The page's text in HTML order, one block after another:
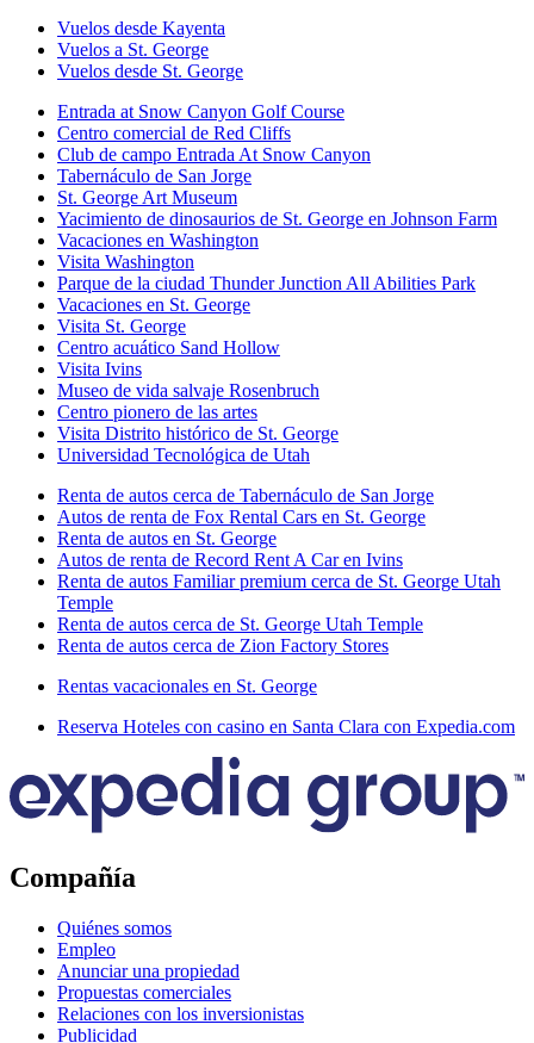
Vuelos desde Kayenta
Vuelos a St. George
Vuelos desde St. George
Entrada at Snow Canyon Golf Course
Centro comercial de Red Cliffs
Club de campo Entrada At Snow Canyon
Tabernáculo de San Jorge
St. George Art Museum
Yacimiento de dinosaurios de St. George en Johnson Farm
Vacaciones en Washington
Visita Washington
Parque de la ciudad Thunder Junction All Abilities Park
Vacaciones en St. George
Visita St. George
Centro acuático Sand Hollow
Visita Ivins
Museo de vida salvaje Rosenbruch
Centro pionero de las artes
Visita Distrito histórico de St. George
Universidad Tecnológica de Utah
Renta de autos cerca de Tabernáculo de San Jorge
Autos de renta de Fox Rental Cars en St. George
Renta de autos en St. George
Autos de renta de Record Rent A Car en Ivins
Renta de autos Familiar premium cerca de St. George Utah
Temple
Renta de autos cerca de St. George Utah Temple
Renta de autos cerca de Zion Factory Stores
Rentas vacacionales en St. George
Reserva Hoteles con casino en Santa Clara con Expedia.com
Compañía
Quiénes somos
Empleo
Anunciar una propiedad
Propuestas comerciales
Relaciones con los inversionistas
Publicidad